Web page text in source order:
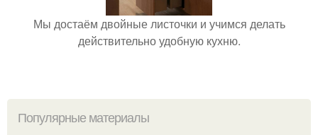
Мы достаём двойные листочки и учимся делать
действительно удобную кухню.
Популярные материалы